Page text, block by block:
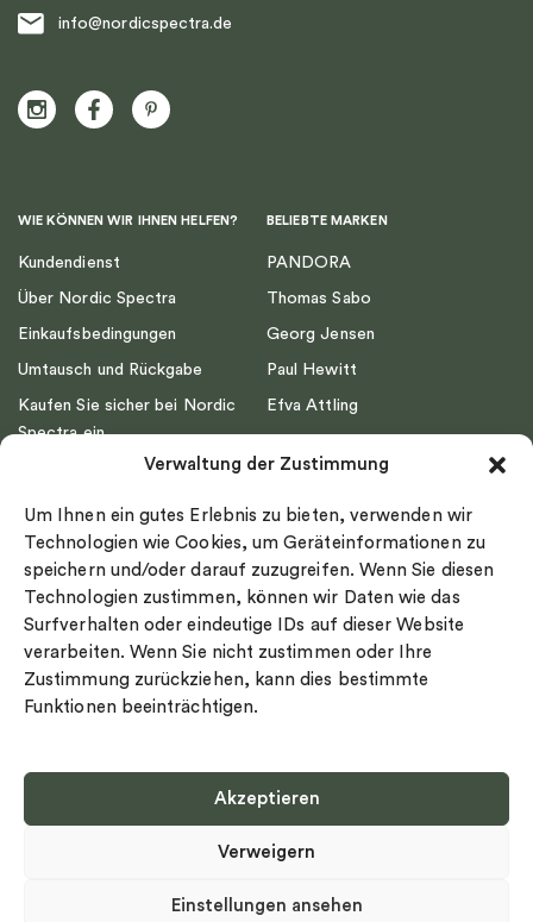
Verwaltung der Zustimmung
Um Ihnen ein gutes Erlebnis zu bieten, verwenden wir
Technologien wie Cookies, um Geräteinformationen zu
speichern und/oder darauf zuzugreifen. Wenn Sie diesen
Technologien zustimmen, können wir Daten wie das
Surfverhalten oder eindeutige IDs auf dieser Website
verarbeiten. Wenn Sie nicht zustimmen oder Ihre
Zustimmung zurückziehen, kann dies bestimmte
Funktionen beeinträchtigen.
Akzeptieren
Verweigern
Einstellungen ansehen
info@nordicspectra.de
WIE KÖNNEN WIR IHNEN HELFEN?
Kundendienst
Über Nordic Spectra
Einkaufsbedingungen
Umtausch und Rückgabe
Kaufen Sie sicher bei Nordic
Spectra ein
Impressum
Ringgröße
Widerrufsrecht
Cookie-policy
Sekretesspolicy
BELIEBTE MARKEN
PANDORA
Thomas Sabo
Georg Jensen
Paul Hewitt
Efva Attling
Drakenberg Sjölin
Nordic Spectra
Select country
Datenschutz-Bestimmungen
Urheberrecht 2026 Nordic Spectra Alle Rechte vorbehalten